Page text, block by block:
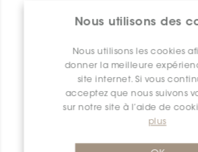
Nous utilisons des
Nous utilisons les cookies
donner la meilleure
site internet. Si vous
acceptez que nous suivons
sur notre site à l’aide de
plus